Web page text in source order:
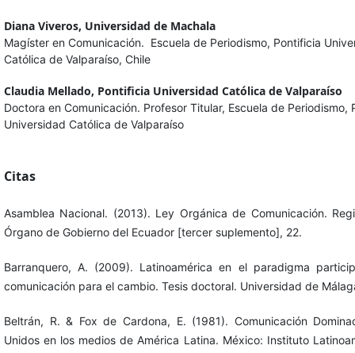
Diana Viveros, Universidad de Machala
Magíster en Comunicación. Escuela de Periodismo, Pontificia
Católica de Valparaíso, Chile
Claudia Mellado, Pontificia Universidad Católica de Valparaíso
Doctora en Comunicación. Profesor Titular, Escuela de Periodismo,
Universidad Católica de Valparaíso
Citas
Asamblea Nacional. (2013). Ley Orgánica de Comunicación.
Órgano de Gobierno del Ecuador [tercer suplemento], 22.
Barranquero, A. (2009). Latinoamérica en el paradigma
comunicación para el cambio. Tesis doctoral. Universidad de
Beltrán, R. & Fox de Cardona, E. (1981). Comunicación
Unidos en los medios de América Latina. México: Instituto